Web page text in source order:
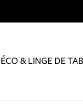
& LINGE DE